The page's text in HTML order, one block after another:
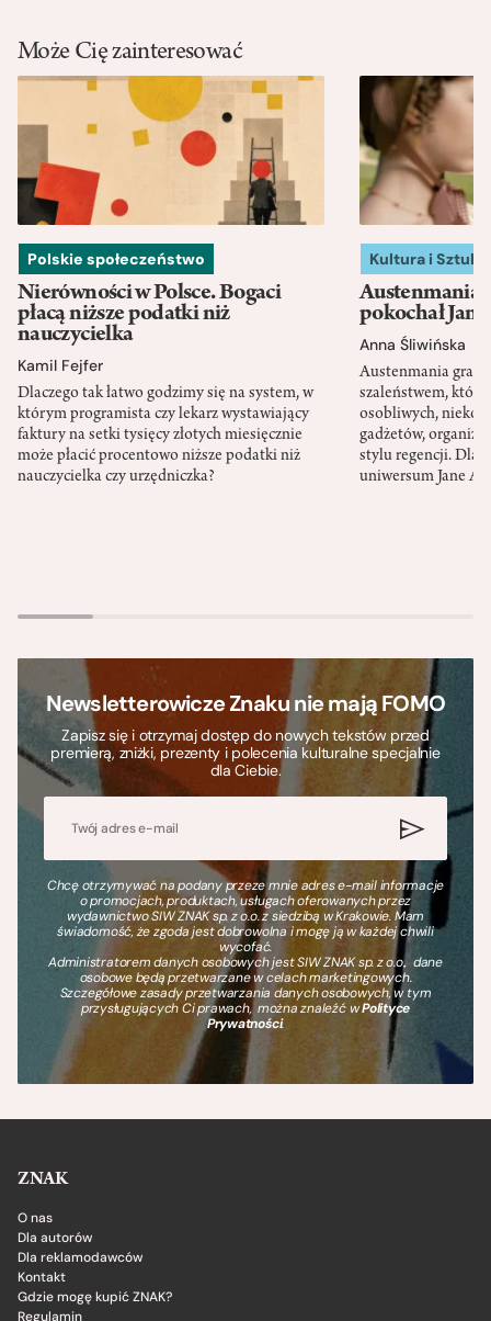
Może Cię zainteresować
Polskie społeczeństwo
Nierówności w Polsce. Bogaci
płacą niższe podatki niż
nauczycielka
Kamil Fejfer
Dlaczego tak łatwo godzimy się na system, w
którym programista czy lekarz wystawiający
faktury na setki tysięcy złotych miesięcznie
może płacić procentowo niższe podatki niż
nauczycielka czy urzędniczka?
Kultura i Sztuka
Austenmania.
pokochał
Anna Śliwińska
Austenmania
szaleństwem, które
osobliwych,
gadżetów,
stylu regencji.
uniwersum Jane
Newsletterowicze Znaku nie mają FOMO
Zapisz się i otrzymaj dostęp do nowych tekstów przed
premierą, zniżki, prezenty i polecenia kulturalne specjalnie
dla Ciebie.
Chcę otrzymywać na podany przeze mnie adres e-mail informacje
o promocjach, produktach, usługach oferowanych przez
wydawnictwo SIW ZNAK sp. z o.o. z siedzibą w Krakowie. Mam
świadomość, że zgoda jest dobrowolna i mogę ją w każdej chwili
wycofać.
Administratorem danych osobowych jest SIW ZNAK sp. z o.o., dane
osobowe będą przetwarzane w celach marketingowych.
Szczegółowe zasady przetwarzania danych osobowych, w tym
przysługujących Ci prawach, można znaleźć wPolityce
Prywatności.
ZNAK
O nas
Dla autorów
Dla reklamodawców
Kontakt
Gdzie mogę kupić ZNAK?
Regulamin